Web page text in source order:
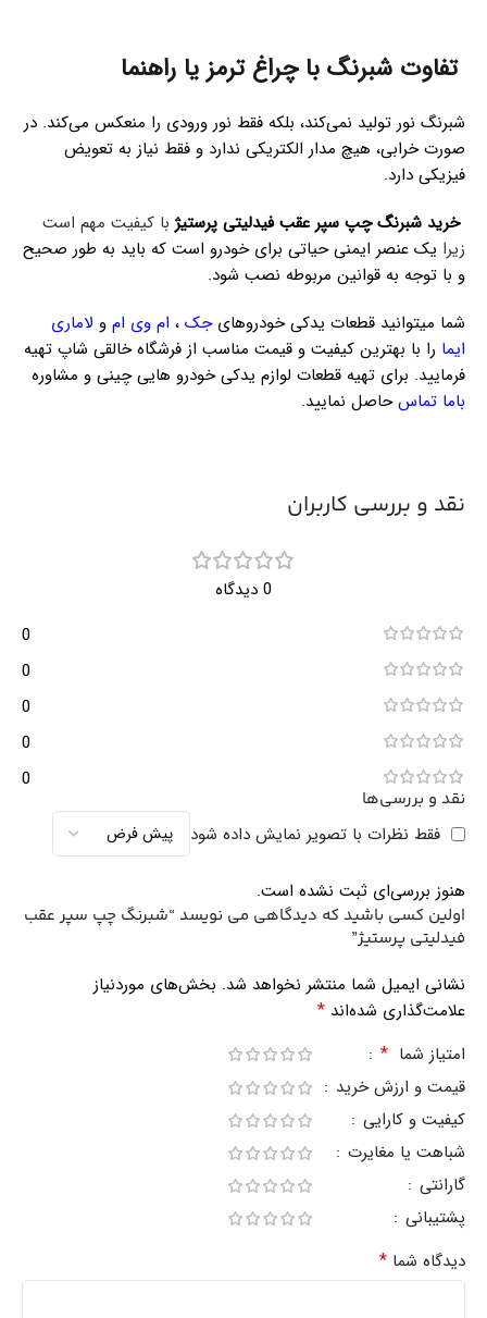
تفاوت شبرنگ با چراغ ترمز یا راهنما
شبرنگ نور تولید نمی‌کند، بلکه فقط نور ورودی را منعکس می‌کند. در
صورت خرابی، هیچ مدار الکتریکی ندارد و فقط نیاز به تعویض
فیزیکی دارد.
خرید شبرنگ چپ سپر عقب فیدلیتی پرستیژ با کیفیت مهم است
زیرا یک عنصر ایمنی حیاتی برای خودرو است که باید به طور صحیح
و با توجه به قوانین مربوطه نصب شود.
شما میتوانید قطعات یدکی خودروهایجک ، ام وی ام و لاماری
ایما را با بهترین کیفیت و قیمت مناسب از فرشگاه خالقی شاپ تهیه
فرمایید. برای تهیه قطعات لوازم یدکی خودرو هایی چینی و مشاوره
باما تماس حاصل نمایید.
نقد و بررسی کاربران
0 دیدگاه
0
0
0
0
0
نقد و بررسی‌ها
فقط نظرات با تصویر نمایش داده شود
هنوز بررسی‌ای ثبت نشده است.
اولین کسی باشید که دیدگاهی می نویسد “شبرنگ چپ سپر عقب
فیدلیتی پرستیژ”
نشانی ایمیل شما منتشر نخواهد شد. بخش‌های موردنیاز
علامت‌گذاری شده‌اند *
امتیاز شما *
قیمت و ارزش خرید
کیفیت و کارایی
شباهت یا مغایرت
گارانتی
پشتیبانی
دیدگاه شما *